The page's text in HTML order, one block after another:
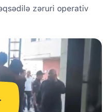
zəruri operativ